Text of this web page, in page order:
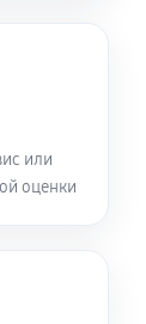
или
оценки